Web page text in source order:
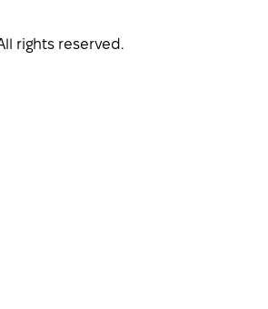
rights reserved.